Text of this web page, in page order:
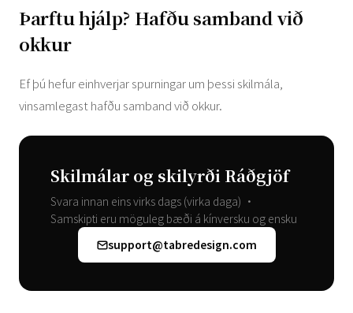
Þarftu hjálp? Hafðu samband við
okkur
Ef þú hefur einhverjar spurningar um þessi skilmála,
vinsamlegast hafðu samband við okkur.
Skilmálar og skilyrði Ráðgjöf
Svara innan eins virks dags (virka daga) •
Samskipti eru möguleg bæði á kínversku og ensku
support@tabredesign.com